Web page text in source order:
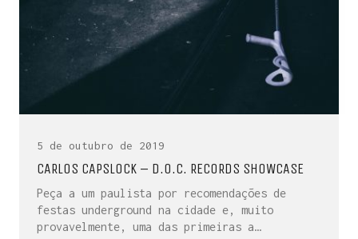
5 de outubro de 2019
CARLOS CAPSLOCK – D.O.C. RECORDS SHOWCASE
Peça a um paulista por recomendações de
festas underground na cidade e, muito
provavelmente, uma das primeiras a…